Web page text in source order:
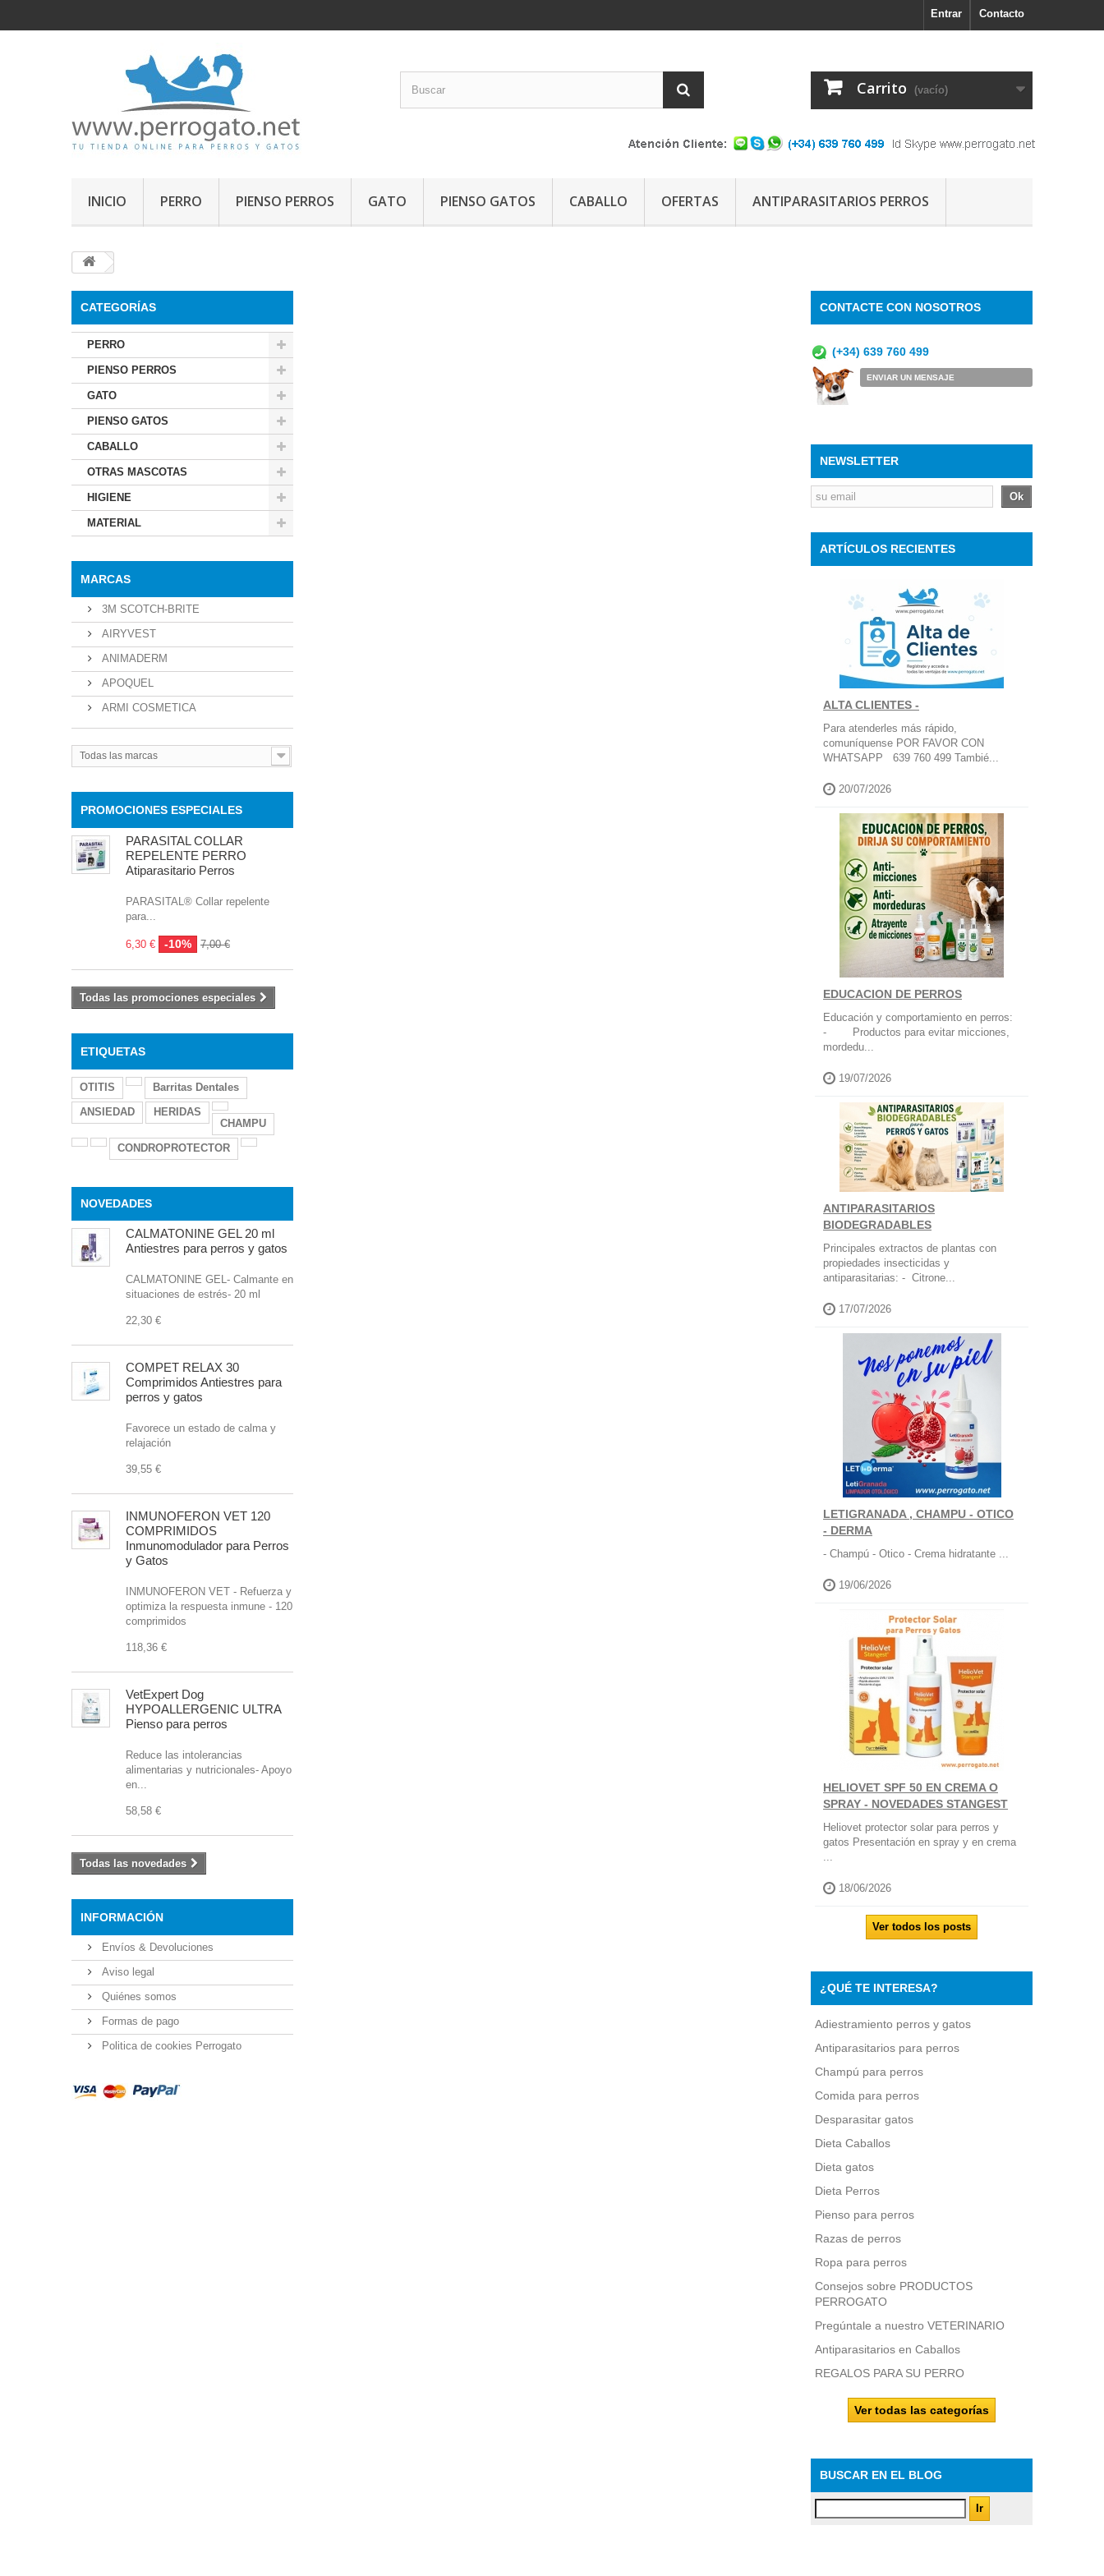
Contacto
Entrar
Carrito (vacío)
INICIO PERRO PIENSO PERROS GATO PIENSO GATOS CABALLO OFERTAS ANTIPARASITARIOS PERROS
CATEGORÍAS
PERRO
PIENSO PERROS
GATO
PIENSO GATOS
CABALLO
OTRAS MASCOTAS
HIGIENE
MATERIAL
MARCAS
3M SCOTCH-BRITE
AIRYVEST
ANIMADERM
APOQUEL
ARMI COSMETICA
Todas las marcas
PROMOCIONES ESPECIALES
PARASITAL COLLAR
REPELENTE PERRO
Atiparasitario Perros
PARASITAL® Collar repelente
para...
6,30 € -10% 7,00 €
Todas las promociones especiales
ETIQUETAS
OTITIS
Barritas Dentales
ANSIEDAD
HERIDAS
CHAMPU
CONDROPROTECTOR
NOVEDADES
CALMATONINE GEL 20 ml
Antiestres para perros y gatos
CALMATONINE GEL- Calmante en
situaciones de estrés- 20 ml
22,30 €
COMPET RELAX 30
Comprimidos Antiestres para
perros y gatos
Favorece un estado de calma y
relajación
39,55 €
INMUNOFERON VET 120
COMPRIMIDOS
Inmunomodulador para Perros
y Gatos
INMUNOFERON VET - Refuerza y
optimiza la respuesta inmune - 120
comprimidos
118,36 €
VetExpert Dog
HYPOALLERGENIC ULTRA
Pienso para perros
Reduce las intolerancias
alimentarias y nutricionales- Apoyo
en...
58,58 €
Todas las novedades
INFORMACIÓN
Envíos & Devoluciones
Aviso legal
Quiénes somos
Formas de pago
Politica de cookies Perrogato
CONTACTE CON NOSOTROS
(+34) 639 760 499
ENVIAR UN MENSAJE
NEWSLETTER
Ok
ARTÍCULOS RECIENTES
ALTA CLIENTES -
Para atenderles más rápido,
comuníquense POR FAVOR CON
WHATSAPP 639 760 499 Tambié...
20/07/2026
EDUCACION DE PERROS
Educación y comportamiento en perros:
- Productos para evitar micciones,
mordedu...
19/07/2026
ANTIPARASITARIOS
BIODEGRADABLES
Principales extractos de plantas con
propiedades insecticidas y
antiparasitarias: - Citrone...
17/07/2026
LETIGRANADA , CHAMPU - OTICO
- DERMA
- Champú - Otico - Crema hidratante ...
19/06/2026
HELIOVET SPF 50 EN CREMA O
SPRAY - NOVEDADES STANGEST
Heliovet protector solar para perros y
gatos Presentación en spray y en crema
...
18/06/2026
Ver todos los posts
¿QUÉ TE INTERESA?
Adiestramiento perros y gatos
Antiparasitarios para perros
Champú para perros
Comida para perros
Desparasitar gatos
Dieta Caballos
Dieta gatos
Dieta Perros
Pienso para perros
Razas de perros
Ropa para perros
Consejos sobre PRODUCTOS
PERROGATO
Pregúntale a nuestro VETERINARIO
Antiparasitarios en Caballos
REGALOS PARA SU PERRO
Ver todas las categorías
BUSCAR EN EL BLOG